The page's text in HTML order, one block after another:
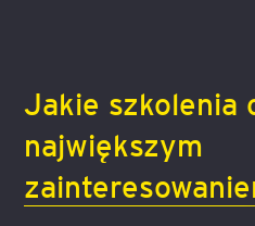
Jakie szkolenia
największym